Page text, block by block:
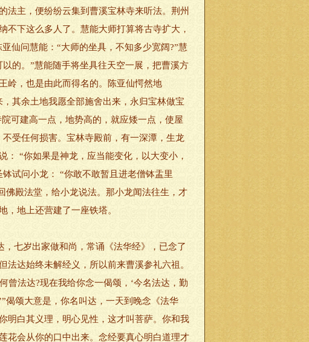
主，便纷纷云集到曹溪宝林寺来听法。荆州
下这么多人了。慧能大师打算将古寺扩大，
仙问慧能：“大师的坐具，不知多少宽阔?”慧
的。”慧能随手将坐具往天空一展，把曹溪方
岭，也是由此而得名的。陈亚仙愕然地
其余土地我愿全部施舍出来，永归宝林做宝
可建高一点，地势高的，就应矮一点，使屋
受任何损害。宝林寺殿前，有一深潭，生龙
“你如果是神龙，应当能变化，以大变小，
试问小龙： “你敢不敢暂且进老僧钵盂里
佛殿法堂，给小龙说法。那小龙闻法往生，才
，地上还营建了一座铁塔。
七岁出家做和尚，常诵《法华经》，已念了
达始终未解经义，所以前来曹溪参礼六祖。
曾法达?现在我给你念一偈颂，‘今名法达，勤
颂大意是，你名叫达，一天到晚念《法华
明白其义理，明心见性，这才叫菩萨。你和我
花会从你的口中出来。念经要真心明白道理才